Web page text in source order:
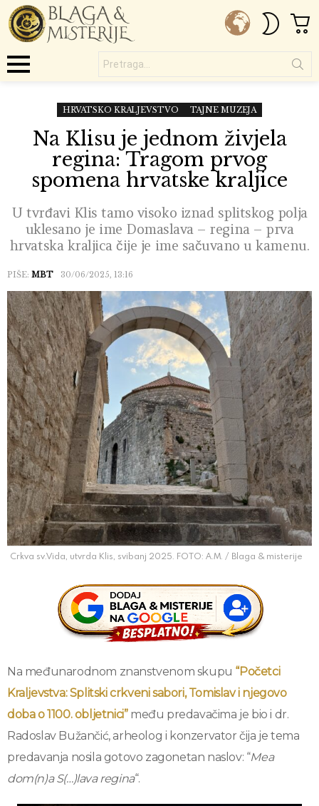
SKIN
HRVATSKO KRALJEVSTVO TAJNE MUZEJA
Na Klisu je jednom živjela
regina: Tragom prvog
spomena hrvatske kraljice
U tvrđavi Klis tamo visoko iznad splitskog polja
uklesano je ime Domaslava – regina – prva
hrvatska kraljica čije je ime sačuvano u kamenu.
PIŠE: MBT 30/06/2025, 13:16
Crkva sv.Vida, utvrda Klis, svibanj 2025. FOTO: A.M. / Blaga & misterije
Na međunarodnom znanstvenom skupu “Početci
Kraljevstva: Splitski crkveni sabori, Tomislav i njegovo
doba o 1100. obljetnici”među predavačima je bio i dr.
Radoslav Bužančić, arheolog i konzervator čija je tema
predavanja nosila gotovo zagonetan naslov: “Mea
dom(n)a S(…)lava regina“.